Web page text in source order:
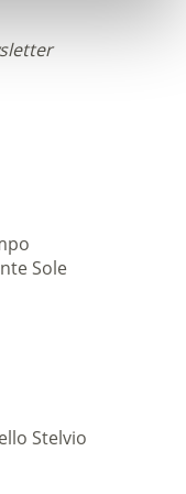
Sole
Stelvio